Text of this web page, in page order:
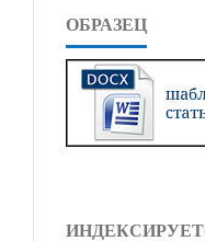
ОБРАЗЕЦ